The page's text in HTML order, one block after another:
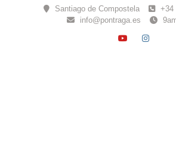
Santiago de Compostela
+34
info@pontraga.es
YOUTUBE